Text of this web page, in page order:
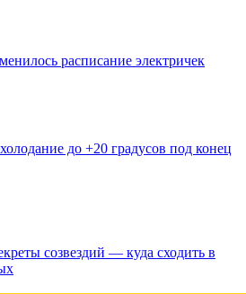
расписание электричек
до +20 градусов под конец
созвездий — куда сходить в